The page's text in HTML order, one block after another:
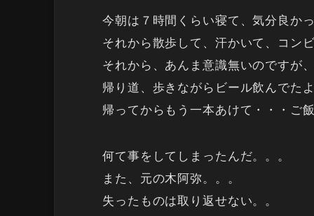
今朝は７時間くらい寝て、気分良かっ
それから散歩して、汗かいて、コン
それから、あんま意識無いのですが
帰り道、歩きながらビール飲んでたよ
帰ってからもう一本あけて・・・ご
何て事をしてしまったんだ。。。
また、元の木阿弥。。。
失ったものは取り返せない。。